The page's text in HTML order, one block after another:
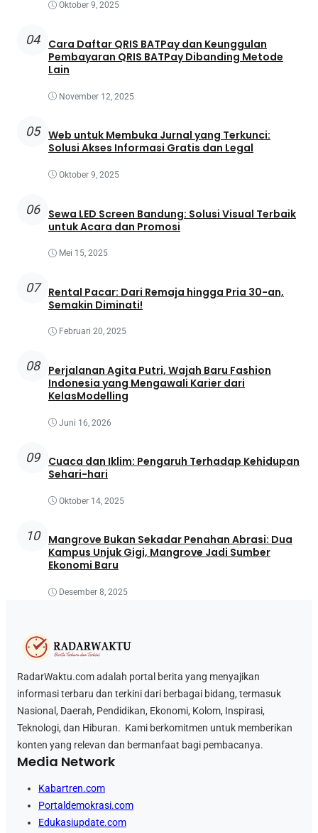
Oktober 9, 2025
04
Cara Daftar QRIS BATPay dan Keunggulan
Pembayaran QRIS BATPay Dibanding Metode
Lain
November 12, 2025
05 Web untuk Membuka Jurnal yang Terkunci:
Solusi Akses Informasi Gratis dan Legal
Oktober 9, 2025
06
Sewa LED Screen Bandung: Solusi Visual Terbaik
untuk Acara dan Promosi
Mei 15, 2025
07
Rental Pacar: Dari Remaja hingga Pria 30-an,
Semakin Diminati!
Februari 20, 2025
08
Perjalanan Agita Putri, Wajah Baru Fashion
Indonesia yang Mengawali Karier dari
KelasModelling
Juni 16, 2026
09
Cuaca dan Iklim: Pengaruh Terhadap Kehidupan
Sehari-hari
Oktober 14, 2025
10
Mangrove Bukan Sekadar Penahan Abrasi: Dua
Kampus Unjuk Gigi, Mangrove Jadi Sumber
Ekonomi Baru
Desember 8, 2025
RadarWaktu.com adalah portal berita yang menyajikan
informasi terbaru dan terkini dari berbagai bidang, termasuk
Nasional, Daerah, Pendidikan, Ekonomi, Kolom, Inspirasi,
Teknologi, dan Hiburan. Kami berkomitmen untuk memberikan
konten yang relevan dan bermanfaat bagi pembacanya.
Media Network
Kabartren.com
Portaldemokrasi.com
Edukasiupdate.com